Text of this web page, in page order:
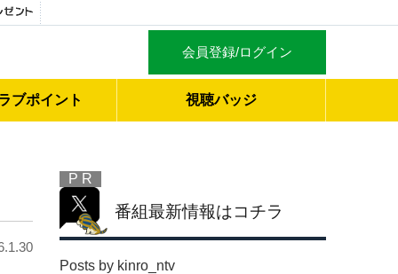
会員登録/ログイン
ブポイント 視聴バッジ
P R
番組最新情報はコチラ
Posts by kinro_ntv